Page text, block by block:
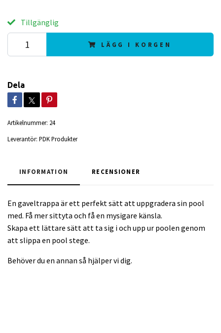
Tillgänglig
LÄGG I KORGEN
Dela
Artikelnummer: 24
Leverantör: PDK Produkter
INFORMATION RECENSIONER
En gaveltrappa är ett perfekt sätt att uppgradera sin pool
med. Få mer sittyta och få en mysigare känsla.
Skapa ett lättare sätt att ta sig i och upp ur poolen genom
att slippa en pool stege.
Behöver du en annan så hjälper vi dig.